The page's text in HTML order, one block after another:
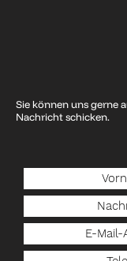
Sie können uns gerne
Nachricht schicken.